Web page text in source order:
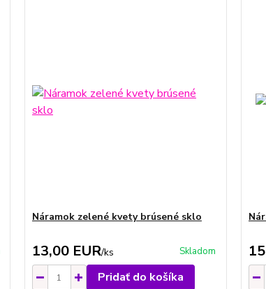
Náramok zelené kvety brúsené sklo
13,00 EUR/ks Skladom
Pridať do košíka